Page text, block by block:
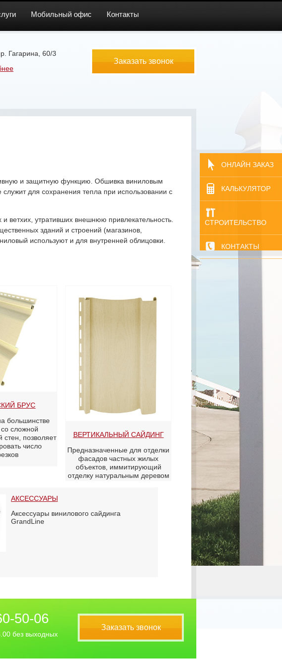
Мобильный офис Контакты
Гагарина, 60/3
Заказать звонок
и защитную функцию. Обшивка виниловым
для сохранения тепла при использовании с
ветхих, утративших внешнюю привлекательность.
зданий и строений (магазинов,
используют и для внутренней облицовки.
БРУС
большинстве
сложной
стен, позволяет
число
ВЕРТИКАЛЬНЫЙ САЙДИНГ
Предназначенные для отделки
фасадов частных жилых
объектов, иммитирующий
отделку натуральным деревом
АКСЕССУАРЫ
Аксессуары винилового сайдинга
GrandLine
50-06
без выходных
Заказать звонок
ОНЛАЙН ЗАКАЗ
КАЛЬКУЛЯТОР
СТРОИТЕЛЬСТВО
КОНТАКТЫ